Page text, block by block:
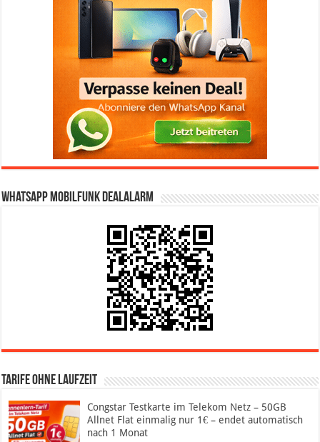
WhatsApp Mobilfunk DealAlarm
Tarife ohne Laufzeit
Congstar Testkarte im Telekom Netz – 50GB
Allnet Flat einmalig nur 1€ – endet automatisch
nach 1 Monat